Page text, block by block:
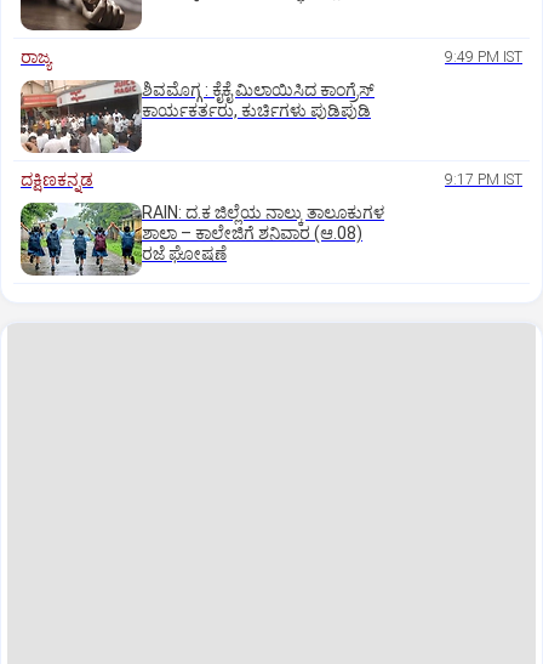
ರಾಜ್ಯ 9:49 PM IST
ಶಿವಮೊಗ್ಗ : ಕೈಕೈ ಮಿಲಾಯಿಸಿದ ಕಾಂಗ್ರೆಸ್
ಕಾರ್ಯಕರ್ತರು, ಕುರ್ಚಿಗಳು ಪುಡಿಪುಡಿ
ದಕ್ಷಿಣಕನ್ನಡ 9:17 PM IST
RAIN: ದ.ಕ ಜಿಲ್ಲೆಯ ನಾಲ್ಕು ತಾಲೂಕುಗಳ
ಶಾಲಾ – ಕಾಲೇಜಿಗೆ ಶನಿವಾರ (ಆ.08)
ರಜೆ ಘೋಷಣೆ